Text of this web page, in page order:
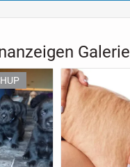
Galerie